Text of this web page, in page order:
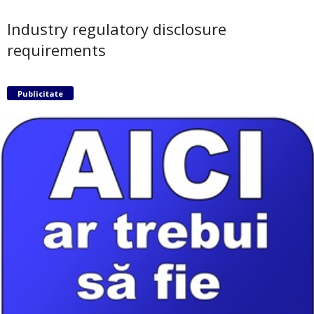
Industry regulatory disclosure
requirements
Publicitate